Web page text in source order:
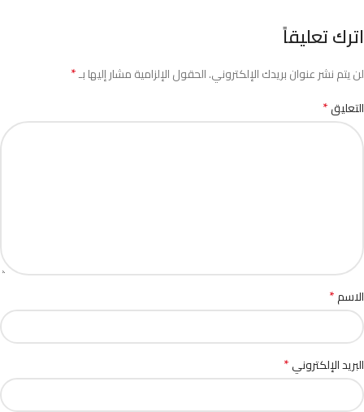
اترك تعليقاً
لن يتم نشر عنوان بريدك الإلكتروني.الحقول الإلزامية مشار إليها بـ*
التعليق*
الاسم*
البريد الإلكتروني*